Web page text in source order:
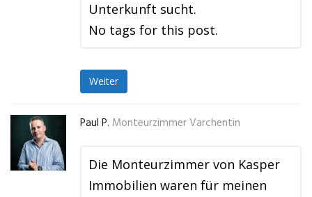
Unterkunft sucht.
No tags for this post.
Weiter
Paul P. Monteurzimmer Varchentin
Die Monteurzimmer von Kasper
Immobilien waren für meinen